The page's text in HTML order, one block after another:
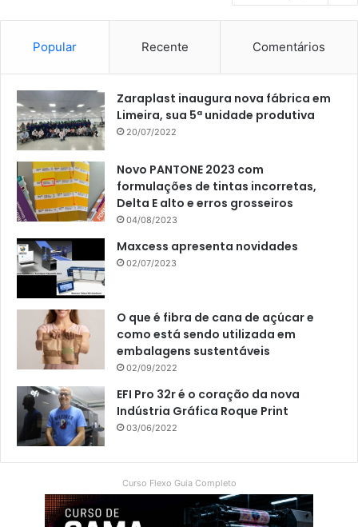
Popular Recente Comentários
Zaraplast inaugura nova fábrica em
Limeira, sua 5ª unidade produtiva
20/07/2022
Novo PANTONE 2023 com
formulações de tintas incorretas,
Delta E alto e erros grosseiros
04/08/2023
Maxcess apresenta novidades
02/07/2023
O que é fibra de cana de açúcar e
como está sendo utilizada em
embalagens sustentáveis
02/09/2022
EFI Pro 32r é o coração da nova
Indústria Gráfica Roque Print
03/06/2022
Curso Flexo Guia Completo